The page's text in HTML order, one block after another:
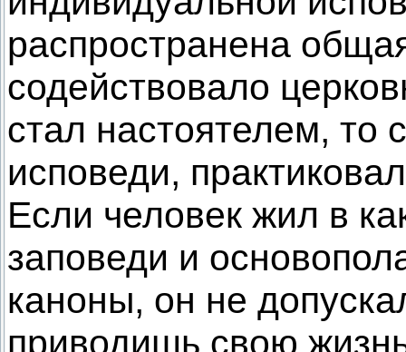
распространена
содействовало
стал настоятелем, то
исповеди,
Если человек жил в
заповеди и
каноны, он не
приводишь свою